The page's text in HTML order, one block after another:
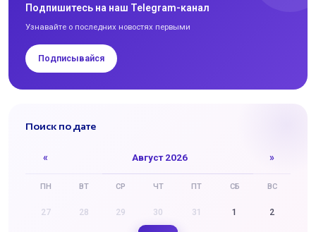
Подпишитесь на наш Telegram-канал
Узнавайте о последних новостях первыми
Подписывайся
Поиск по дате
« Август 2026 »
ПН ВТ СР ЧТ ПТ СБ ВС
27 28 29 30 31 1 2